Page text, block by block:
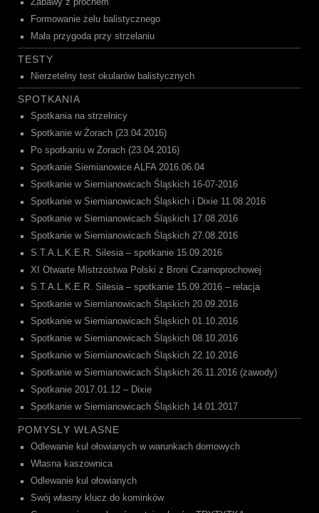
Formowanie żelu balistycznego
Mała przygoda przy strzelaniu
TESTY
Nierzetelny test okularów balistycznych
SPOTKANIA
Spotkania na strzelnicy
Spotkanie w Żorach (23.04.2016)
Po spotkaniu w Żorach (23.04.2016)
Spotkanie Siemianowice ALFA 2016.06.04
Spotkanie w Siemianowicach Śląskich 16-07-2016
Spotkanie w Siemianowicach Śląskich i Dixie 11.08.2016
Spotkanie w Siemianowicach Śląskich 17.08.2016
Spotkanie w Siemianowicach Śląskich 27.08.2016
S.T.A.L.K.E.R. Silesia – spotkanie 15.09.2016
XI Otwarte Mistrzostwa Polski z Broni Czarnoprochowej
S.T.A.L.K.E.R. Silesia – spotkanie 15.09.2016 – relacja
Spotkanie w Siemianowicach Śląskich 20.09.2016
Spotkanie w Siemianowicach Śląskich 01.10.2016
Spotkanie w Siemianowicach Śląskich 08.10.2016
Spotkanie w Siemianowicach Śląskich 22.10.2016
Spotkanie w Siemianowicach Śląskich 26.11.2016 (zawody)
Spotkanie 2017.01.12 – Dixie
Spotkanie w Siemianowicach Śląskich 14.01.2017
POMYSŁY WŁASNE
Odlewanie kul ołowianych w warunkach domowych
Własna kaszownica
Odlewanie kul ołowianych
Swój własny klucz do kominków